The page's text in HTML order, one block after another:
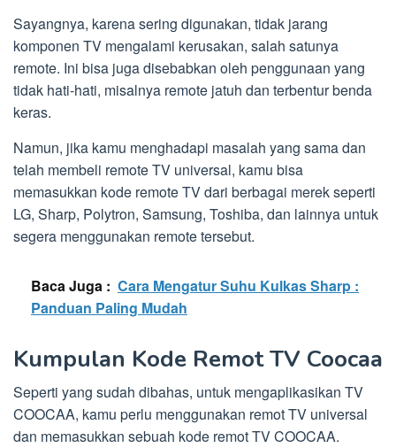
Sayangnya, karena sering digunakan, tidak jarang
komponen TV mengalami kerusakan, salah satunya
remote. Ini bisa juga disebabkan oleh penggunaan yang
tidak hati-hati, misalnya remote jatuh dan terbentur benda
keras.
Namun, jika kamu menghadapi masalah yang sama dan
telah membeli remote TV universal, kamu bisa
memasukkan kode remote TV dari berbagai merek seperti
LG, Sharp, Polytron, Samsung, Toshiba, dan lainnya untuk
segera menggunakan remote tersebut.
Baca Juga : Cara Mengatur Suhu Kulkas Sharp :
Panduan Paling Mudah
Kumpulan Kode Remot TV Coocaa
Seperti yang sudah dibahas, untuk mengaplikasikan TV
COOCAA, kamu perlu menggunakan remot TV universal
dan memasukkan sebuah kode remot TV COOCAA.